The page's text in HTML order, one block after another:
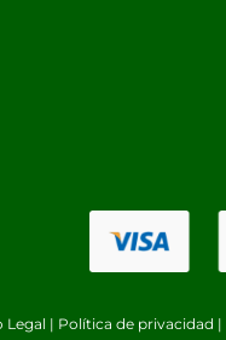
Legal | Política de privacidad |